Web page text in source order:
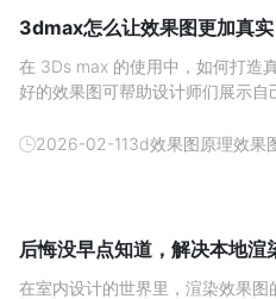
3dmax怎么让效果图更加真实
在 3Ds max 的使用中，如何打造
好的效果图可帮助设计师们展示自
吧。1、 材质与纹理的雕琢材质类
2026-02-113d效果图原理效果
后悔没早点知道，解决本地渲
在室内设计的世界里，渲染效果